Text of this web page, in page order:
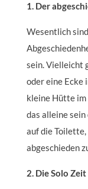
1. Der
Wesentlich
sein. Vielleicht
oder eine Ecke
kleine Hütte im
das alleine
auf die
abgeschieden
2. Die Solo Zeit